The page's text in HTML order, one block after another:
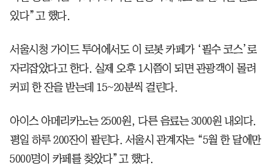
있다”고 했다.
서울시청 가이드 투어에서도 이 로봇 카페가 ‘필수 코스’로
자리잡았다고 한다. 실제 오후 1시쯤이 되면 관광객이 몰려
커피 한 잔을 받는데 15~20분씩 걸린다.
아이스 아메리카노는 2500원, 다른 음료는 3000원 내외다.
평일 하루 200잔이 팔린다. 서울시 관계자는 “5월 한 달에만
5000명이 카페를 찾았다”고 했다.